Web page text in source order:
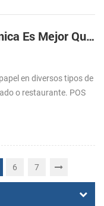
¿Por Qué Una Impresora Térmica Es Mejor Que La Impresora De Matriz De Puntos
en diversos tipos de
o restaurante. POS
6 7